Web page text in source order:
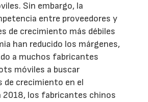
Sin embargo, la
entre proveedores y
de crecimiento más débiles
han reducido los márgenes,
a muchos fabricantes
móviles a buscar
de crecimiento en el
2018, los fabricantes chinos